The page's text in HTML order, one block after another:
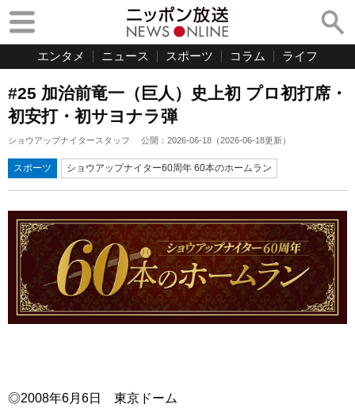
エンタメ ニュース スポーツ コラム ライフ
#25 加治前竜一（巨人）史上初 プロ初打席・
初安打・初サヨナラ弾
ショウアップナイタースタッフ 公開： 2026-06-18 （2026-06-18更新）
スポーツ ショウアップナイター60周年 60本のホームラン
◎2008年6月6日 東京ドーム